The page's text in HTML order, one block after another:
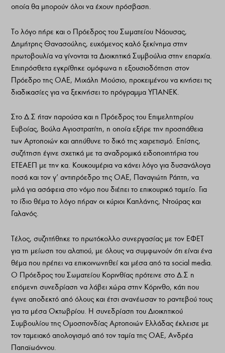
οποία θα μπορούν όλοι να έχουν πρόσβαση.
Το λόγο πήρε και ο Πρόεδρος του Σωματείου Νάουσας,
Δημήτρης Θανασούλης, ευχόμενος καλό ξεκίνημα στην
πρωτοβουλία να γίνονται τα Διοικητικά Συμβούλια στην επαρχία.
Επιπρόσθετα εγκρίθηκε ομόφωνα η εξουσιοδότηση στον
Πρόεδρο της ΟΑΕ, Μιχάλη Μούσιο, προκειμένου να κινήσει τις
διαδικασίες για να ξεκινήσει το πρόγραμμα ΥΠΑΝΕΚ.
Στο Δ.Σ ήταν παρούσα και η Πρόεδρος του Επιμελητηρίου
Ευβοίας, Βούλα Αγιοστρατίτη, η οποία εξήρε την προσπάθεια
των Αρτοποιών και απηύθυνε το δικό της χαιρετισμό. Επίσης,
συζήτηση έγινε σχετικά με τα αναδρομικά ειδοποιητήρια του
ΕΤΕΑΕΠ με την κα. Κουκουμέρια να κάνει λόγο για δυσανάλογα
ποσά και τον γ’ αντιπρόεδρο της ΟΑΕ, Παναγιώτη Ράπτη, να
μιλά για ασάφεια στο νόμο που διέπει το επικουρικό ταμείο. Για
το ίδιο θέμα το λόγο πήραν οι κύριοι Καπλάνης, Ντούρας και
Γαλανός.
Τέλος, συζητήθηκε το πρωτόκολλο συνεργασίας με τον ΕΦΕΤ
για τη μείωση του αλατιού, με όλους να συμφωνούν ότι είναι ένα
θέμα που πρέπει να επικοινωνηθεί και μέσα από τα social media.
Ο Πρόεδρος του Σωματείου Κορινθίας πρότεινε στο Δ.Σ η
επόμενη συνεδρίαση να λάβει χώρα στην Κόρινθο, κάτι που
έγινε αποδεκτό από όλους και έτσι ανανέωσαν το ραντεβού τους
για τα μέσα Οκτωβρίου. Η συνεδρίαση του Διοικητικού
Συμβουλίου της Ομοσπονδίας Αρτοποιών Ελλάδας έκλεισε με
τον ταμειακό απολογισμό από τον ταμία της ΟΑΕ, Ανδρέα
Παπαϊωάννου.